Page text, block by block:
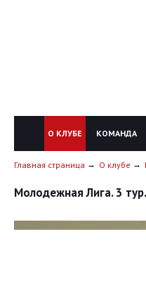
О КЛУБЕ КОМАНДА
Главная страница О клубе
Молодежная Лига. 3